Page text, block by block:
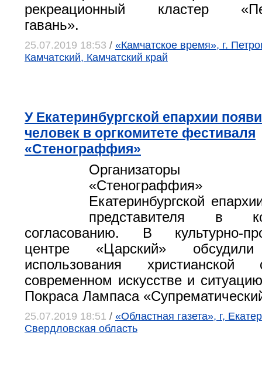
рекреационный кластер
гавань».
25.07.2019 18:53 / «Камчатское время», г.
Камчатский, Камчатский край
У Екатеринбургской епархии
человек в оргкомитете фестиваля
«Стенограффия»
Организаторы
«Стенограффия»
Екатеринбургской
представителя в
согласованию. В культурно-
центре «Царский» обсудили
использования
современном искусстве и
Покраса Лампаса
25.07.2019 18:51 / «Областная газета», г,
Свердловская область